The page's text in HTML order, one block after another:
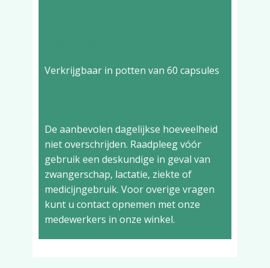
Verkrijgbaar in potten van 60 capsules
De aanbevolen dagelijkse hoeveelheid
niet overschrijden. Raadpleeg vóór
gebruik een deskundige in geval van
zwangerschap, lactatie, ziekte of
medicijngebruik. Voor overige vragen
kunt u contact opnemen met onze
medewerkers in onze winkel.